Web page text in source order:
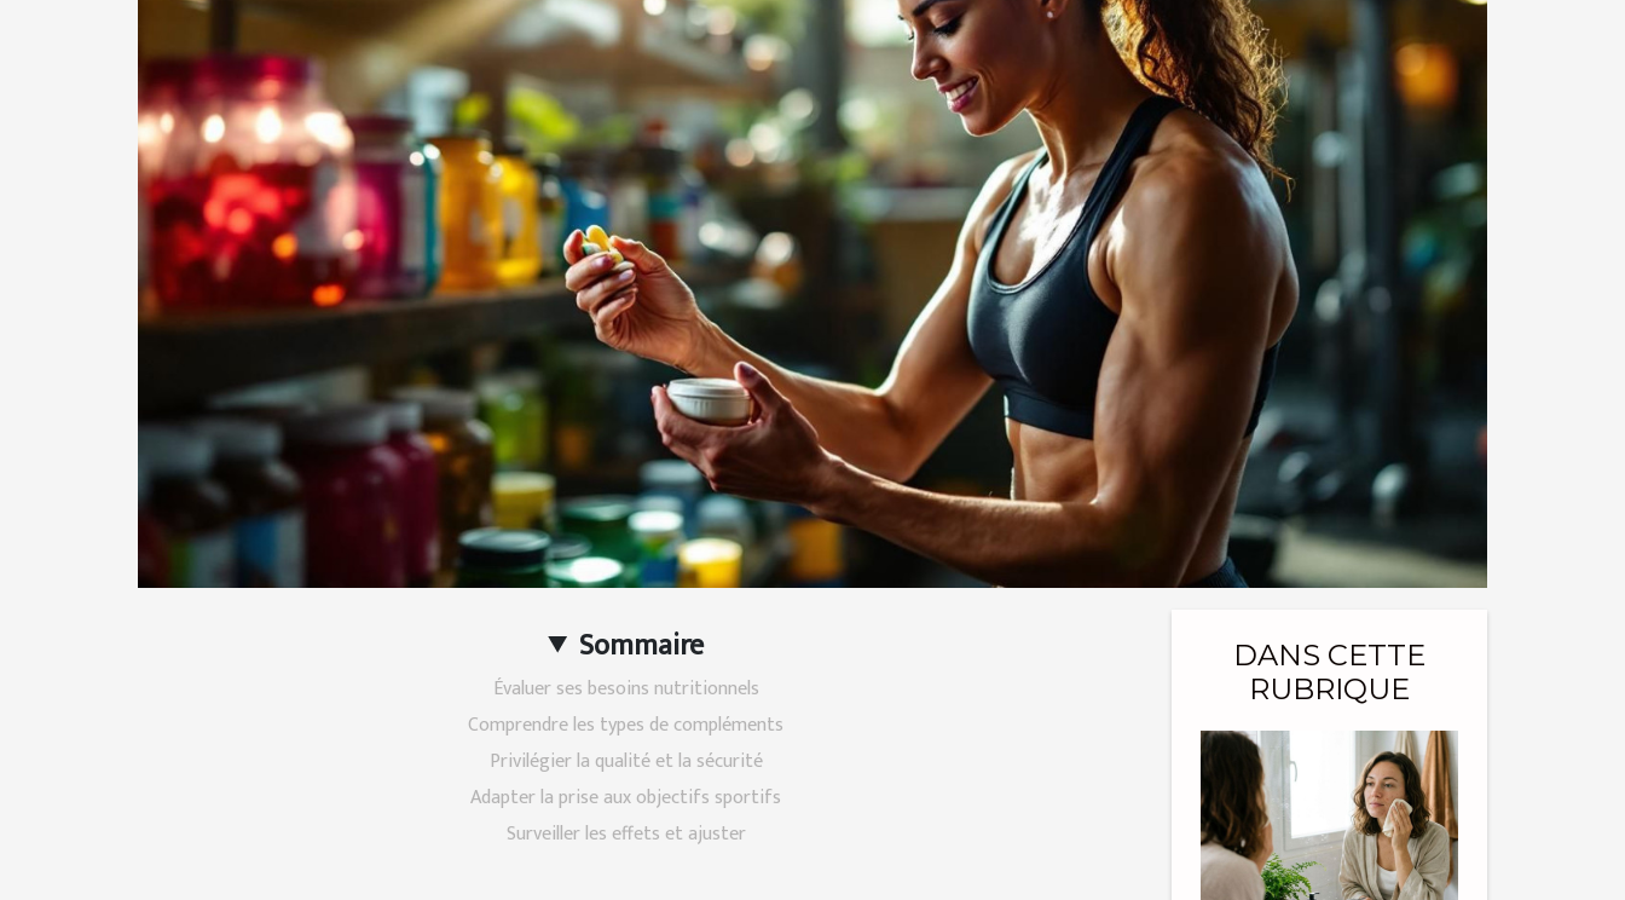
Sommaire
Évaluer ses besoins nutritionnels
Comprendre les types de compléments
Privilégier la qualité et la sécurité
Adapter la prise aux objectifs sportifs
Surveiller les effets et ajuster
DANS CETTE
RUBRIQUE